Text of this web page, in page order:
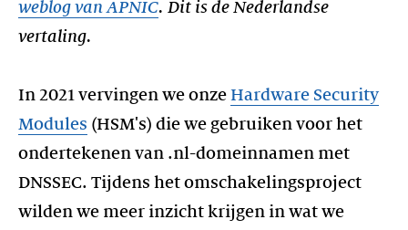
weblog van APNIC. Dit is de Nederlandse
vertaling.
In 2021 vervingen we onze Hardware Security
Modules (HSM's) die we gebruiken voor het
ondertekenen van .nl-domeinnamen met
DNSSEC. Tijdens het omschakelingsproject
wilden we meer inzicht krijgen in wat we